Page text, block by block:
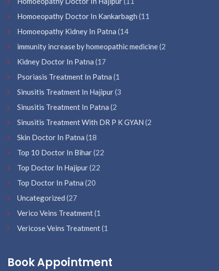
Homoeopathy Doctor In Kankarbagh (11
Homoeopathy Kidney In Patna (14
immunity increase by homeopathic medicine(2
Kidney Doctor In Patna (17
Psoriasis Treatment In Patna (1
Sinusitis Treatment In Hajipur(3
Sinusitis Treatment In Patna (2
Sinusitis Treatment With DR P K GYAN (2
Skin Doctor In Patna (18
Top 10 Doctor In Bihar(22
Top Doctor In Hajipur(22
Top Doctor In Patna (20
Uncategorized (27
Verico Veins Treatment(1
Vericose Veins Treatment(1
Book Appointment